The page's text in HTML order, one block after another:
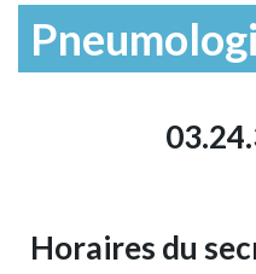
Horaires du